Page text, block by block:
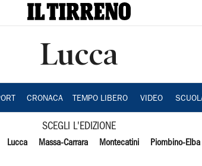
Lucca
CRONACA TEMPO LIBERO VIDEO
SCEGLI L'EDIZIONE
Lucca Massa-Carrara Montecatini Piombino-Elba